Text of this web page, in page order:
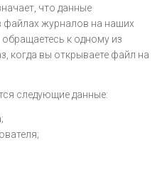
что данные
файлах журналов на наших
к одному из
когда вы открываете файл на
следующие данные: